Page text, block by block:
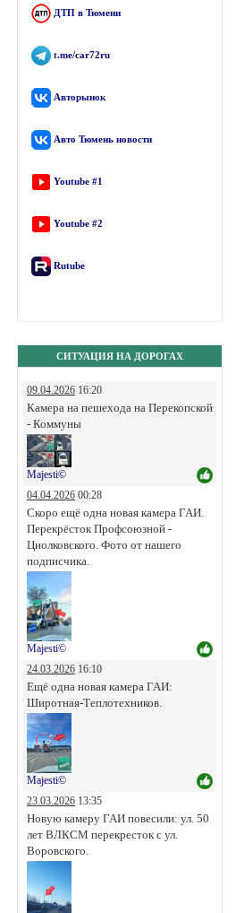
ДТП в Тюмени
t.me/car72ru
Авторынок
Авто Тюмень новости
Youtube #1
Youtube #2
Rutube
СИТУАЦИЯ НА ДОРОГАХ
09.04.2026 16:20
Камера на пешехода на Перекопской
- Коммуны
Majesti©
04.04.2026 00:28
Скоро ещё одна новая камера ГАИ.
Перекрёсток Профсоюзной -
Циолковского. Фото от нашего
подписчика.
Majesti©
24.03.2026 16:10
Ещё одна новая камера ГАИ:
Широтная-Теплотехников.
Majesti©
23.03.2026 13:35
Новую камеру ГАИ повесили: ул. 50
лет ВЛКСМ перекресток с ул.
Воровского.